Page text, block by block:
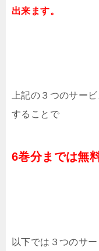
出来ます。
上記の３つのサー
することで
6巻分までは無
以下では３つのサ